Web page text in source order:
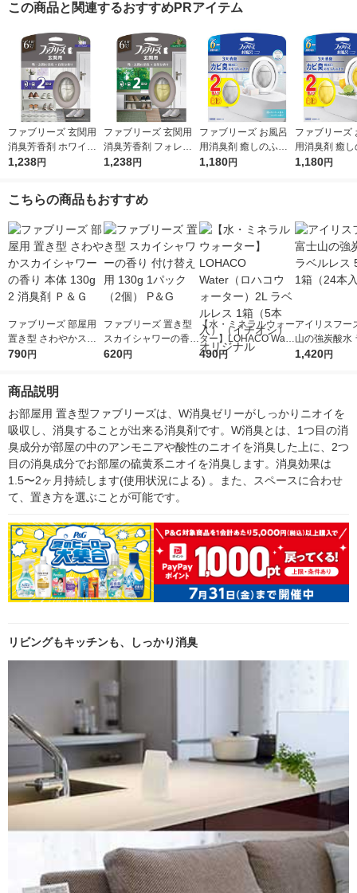
この商品と関連するおすすめPRアイテム
ファブリーズ 玄関用
消臭芳香剤 ホワイト
ムスクの香り 7mL 1
1,238円
ファブリーズ 玄関用
消臭芳香剤 フォレス
ト＆シダーウッドの香
1,238円
ファブリーズ お風呂
用消臭剤 癒しのふわ
っと香るせっけんの香
1,180円
ファブリーズ
用消臭剤 癒
ッシュハーブ
1,180円
こちらの商品もおすすめ
ファブリーズ 部屋用
置き型 さわやかスカ
イシャワーの香り 本
790円
ファブリーズ 置き型
スカイシャワーの香り
付け替え用 130g 1パ
620円
【水・ミネラルウォー
ター】LOHACO Wate
r（ロハコウォータ
490円
アイリスフー
山の強炭酸水
レス 500ml 1
1,420円
商品説明
お部屋用 置き型ファブリーズは、W消臭ゼリーがしっかりニオイを
吸収し、消臭することが出来る消臭剤です。W消臭とは、1つ目の消
臭成分が部屋の中のアンモニアや酸性のニオイを消臭した上に、2つ
目の消臭成分でお部屋の硫黄系ニオイを消臭します。消臭効果は
1.5〜2ヶ月持続します(使用状況による) 。また、スペースに合わせ
て、置き方を選ぶことが可能です。
リビングもキッチンも、しっかり消臭